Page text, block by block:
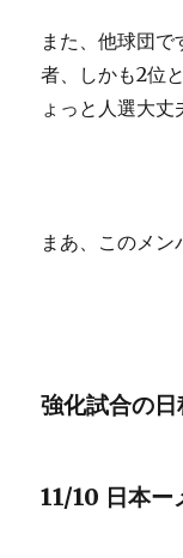
また、他球団
者、しかも2位
ょっと人選大丈
まあ、このメン
強化試合の日
11/10 日本ー